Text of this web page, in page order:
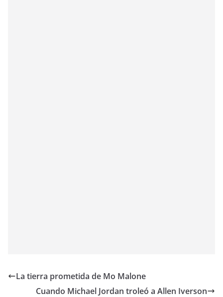
La tierra prometida de Mo Malone
Cuando Michael Jordan troleó a Allen Iverson